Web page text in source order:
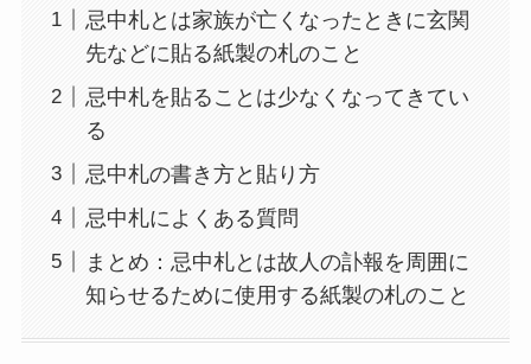
忌中札とは家族が亡くなったときに玄関
先などに貼る紙製の札のこと
忌中札を貼ることは少なくなってきてい
る
忌中札の書き方と貼り方
忌中札によくある質問
まとめ：忌中札とは故人の訃報を周囲に
知らせるために使用する紙製の札のこと